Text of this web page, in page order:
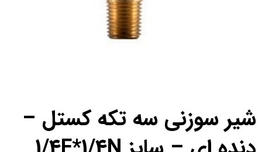
شیر سوزنی سه تکه کستل –